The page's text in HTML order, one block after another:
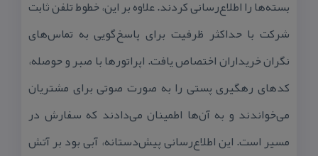
بسته‌ها را اطلاع‌رسانی كردند. علاوه بر این، خطوط تلفن ثابت
شركت با حداكثر ظرفیت برای پاسخ‌گویی به تماس‌های
نگران خریداران اختصاص یافت. اپراتورها با صبر و حوصله،
كدهای رهگیری پستی را به صورت صوتی برای مشتریان
می‌خواندند و به آن‌ها اطمینان می‌دادند كه سفارش در
مسیر است. این اطلاع‌رسانی پیش‌دستانه، آبی بود بر آتش